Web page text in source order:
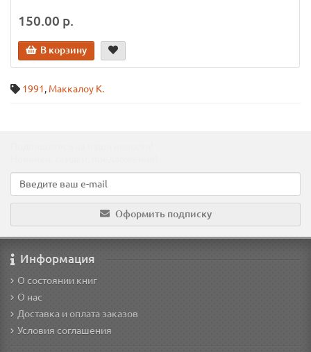
150.00 р.
В корзину
1991, Маккалоу К.
Оформить подписку
Информация
О состоянии книг
О нас
Доставка и оплата заказов
Условия соглашения